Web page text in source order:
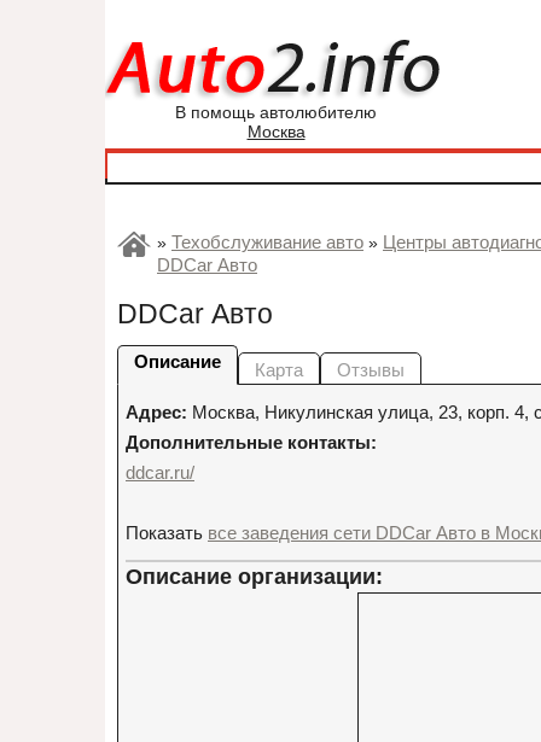
В помощь автолюбителю
Москва
» Техобслуживание авто » Центры
DDCar Авто
DDCar Авто
Описание Карта Отзывы
Адрес: Москва, Никулинская улица, 23, корп. 4,
Дополнительные контакты:
ddcar.ru/
Показать все заведения сети DDCar Авто в
Описание организации: